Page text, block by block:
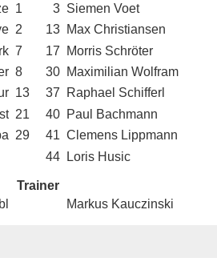
1 3 Siemen Voet
2 13 Max Christiansen
7 17
Morris Schröter
8 30 Maximilian Wolfram
13 37
Raphael Schifferl
21 40 Paul Bachmann
29 41 Clemens Lippmann
44
Loris Husic
Trainer
Markus Kauczinski